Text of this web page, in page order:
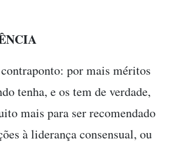
por mais méritos
tenha, e os tem de verdade,
mais para ser recomendado
à liderança consensual, ou